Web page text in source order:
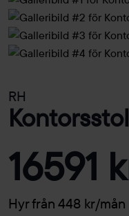
RH
16591
Hyr från 448 kr/mån